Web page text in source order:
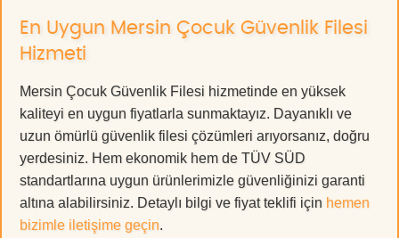
En Uygun Mersin Çocuk Güvenlik Filesi
Hizmeti
Mersin Çocuk Güvenlik Filesi hizmetinde en yüksek
kaliteyi en uygun fiyatlarla sunmaktayız. Dayanıklı ve
uzun ömürlü güvenlik filesi çözümleri arıyorsanız, doğru
yerdesiniz. Hem ekonomik hem de TÜV SÜD
standartlarına uygun ürünlerimizle güvenliğinizi garanti
altına alabilirsiniz. Detaylı bilgi ve fiyat teklifi için hemen
bizimle iletişime geçin.